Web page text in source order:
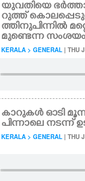
യുവതിയെ
റുത്ത്
ത്തിനു പിന്നിൽ
മുണ്ടെന്ന സംശയം
KERALA > GENERAL | THU
കാറുകൾ ഓടി
പിന്നാലെ നടന്ന്
KERALA > GENERAL | THU